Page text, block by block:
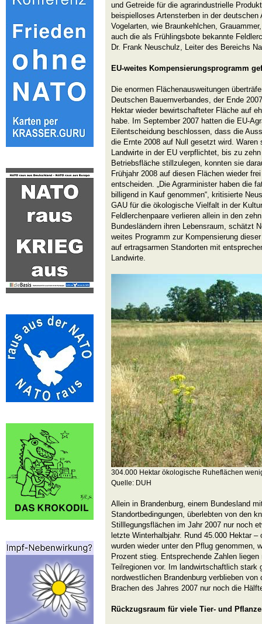
und Getreide für die agrarindustrielle
beispielloses Artensterben in der
Vogelarten, wie Braunkehlchen,
auch die als Frühlingsbote bekannte
Dr. Frank Neuschulz, Leiter des Bereichs
EU-weites Kompensierungsprogramm
Die enormen Flächenausweitungen
Deutschen Bauernverbandes, der Ende
Hektar wieder bewirtschafteter Fläche auf
habe. Im September 2007 hatten die EU-
Eilentscheidung beschlossen, dass die
die Ernte 2008 auf Null gesetzt wird. Waren
Landwirte in der EU verpflichtet, bis zu
Betriebsfläche stillzulegen, konnten sie
Frühjahr 2008 auf diesen Flächen wieder
entscheiden. „Die Agrarminister haben die
billigend in Kauf genommen“, kritisierte
GAU für die ökologische Vielfalt in der
Feldlerchenpaare verlieren allein in den
Bundesländern ihren Lebensraum, schätzt
weites Programm zur Kompensierung
auf ertragsarmen Standorten mit
Landwirte.
304.000 Hektar ökologische Ruheflächen
Quelle: DUH
Allein in Brandenburg, einem Bundesland
Standortbedingungen, überlebten von den
Stilllegungsflächen im Jahr 2007 nur noch
letzte Winterhalbjahr. Rund 45.000 Hektar
wurden wieder unter den Pflug genommen,
Prozent stieg. Entsprechende Zahlen
Teilregionen vor. Im landwirtschaftlich stark
nordwestlichen Brandenburg verblieben von
Brachen des Jahres 2007 nur noch die
Rückzugsraum für viele Tier- und